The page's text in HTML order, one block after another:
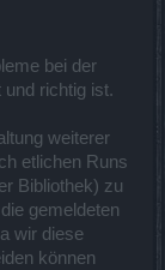
bei der
richtig ist.
weiterer
etlichen Runs
Bibliothek) zu
gemeldeten
wir diese
können